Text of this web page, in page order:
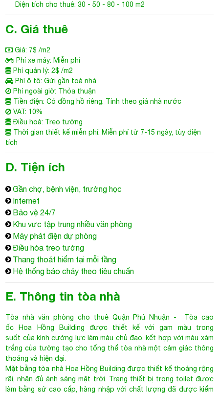
Diện tích cho thuê: 30 - 50 - 80 - 100 m2
C. Giá thuê
Giá: 7$ /m2
Phí xe máy: Miễn phí
Phí quản lý: 2$ /m2
Phí ô tô: Gửi gần toà nhà
Phí ngoài giờ: Thỏa thuận
Tiền điện: Có đồng hồ riêng. Tính theo giá nhà nước
VAT: 10%
Điều hoà: Treo tường
Thời gian thiết kế miễn phí: Miễn phí từ 7-15 ngày, tùy diện
tích
D. Tiện ích
Gần chợ, bệnh viện, trường học
Internet
Bảo vệ 24/7
Khu vực tập trung nhiều văn phòng
Máy phát điện dự phòng
Điều hòa treo tường
Thang thoát hiểm tại mỗi tầng
Hệ thống báo cháy theo tiêu chuẩn
E. Thông tin tòa nhà
Tòa nhà văn phòng cho thuê Quận Phú Nhuận - Tòa cao
ốc Hoa Hồng Building được thiết kế với gam màu trong
suốt của kính cường lực làm màu chủ đạo, kết hợp với màu xám
trắng của tường tạo cho tổng thể tòa nhà một cảm giác thông
thoáng và hiện đại.
Mặt bằng tòa nhà Hoa Hồng Building được thiết kế thoáng rộng
rãi, nhận đủ ánh sáng mặt trời. Trang thiết bị trong toilet được
làm bằng sứ cao cấp, hàng nhập với chất lượng đã được kiểm